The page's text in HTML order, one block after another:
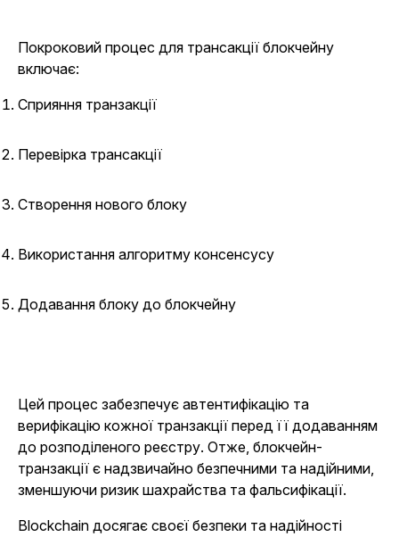
Покроковий процес для трансакції блокчейну
включає:
Сприяння транзакції
Перевірка трансакції
Створення нового блоку
Використання алгоритму консенсусу
Додавання блоку до блокчейну
Цей процес забезпечує автентифікацію та
верифікацію кожної транзакції перед її додаванням
до розподіленого реєстру. Отже, блокчейн-
транзакції є надзвичайно безпечними та надійними,
зменшуючи ризик шахрайства та фальсифікації.
Blockchain досягає своєї безпеки та надійності